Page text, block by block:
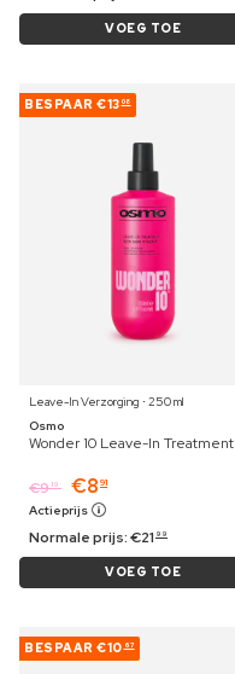
VOEG TOE
BESPAAR €13 08
Leave-In Verzorging ⋅ 250 ml
Osmo
Wonder 10 Leave-In Treatment
€919 €8 91
Actieprijs
Normale prijs:€21 99
VOEG TOE
BESPAAR €10 67